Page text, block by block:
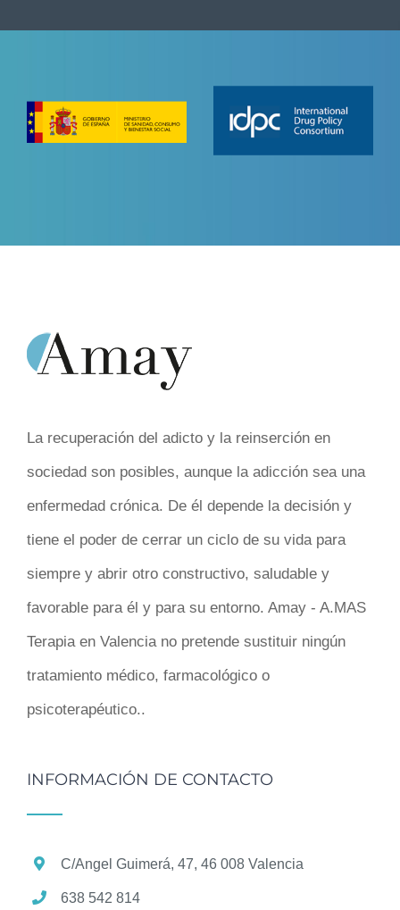
La recuperación del adicto y la reinserción en
sociedad son posibles, aunque la adicción sea una
enfermedad crónica. De él depende la decisión y
tiene el poder de cerrar un ciclo de su vida para
siempre y abrir otro constructivo, saludable y
favorable para él y para su entorno. Amay - A.MAS
Terapia en Valencia no pretende sustituir ningún
tratamiento médico, farmacológico o
psicoterapéutico..
INFORMACIÓN DE CONTACTO
C/Angel Guimerá, 47, 46 008 Valencia
638 542 814